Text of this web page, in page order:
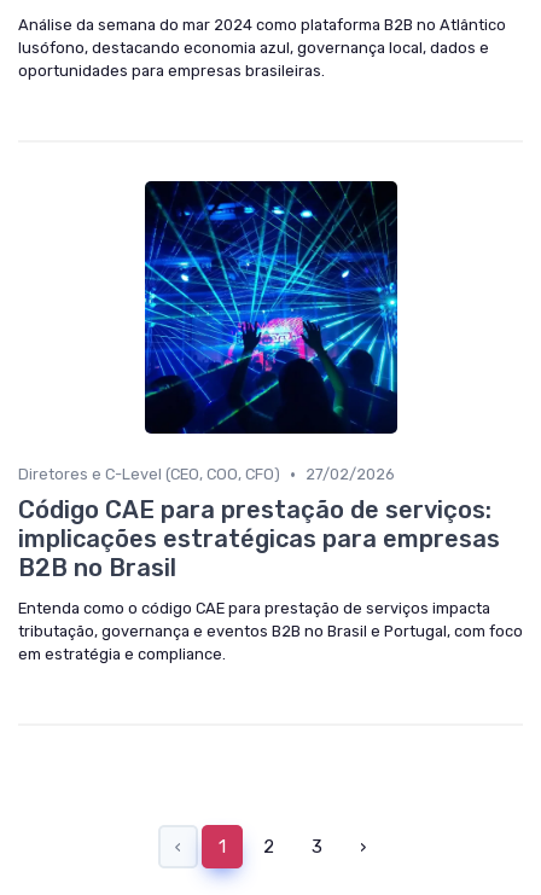
Análise da semana do mar 2024 como plataforma B2B no Atlântico
lusófono, destacando economia azul, governança local, dados e
oportunidades para empresas brasileiras.
Diretores e C-Level (CEO, COO, CFO) • 27/02/2026
Código CAE para prestação de serviços:
implicações estratégicas para empresas
B2B no Brasil
Entenda como o código CAE para prestação de serviços impacta
tributação, governança e eventos B2B no Brasil e Portugal, com foco
em estratégia e compliance.
‹ 1 2 3 ›